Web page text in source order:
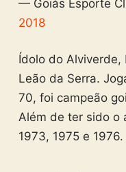
— Goiás Esporte
2018
Ídolo do Alviverde,
Leão da Serra.
70, foi campeão
Além de ter sido o
1973, 1975 e 1976.